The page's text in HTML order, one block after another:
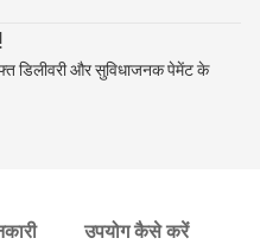
डिलीवरी और सुविधाजनक पेमेंट के
उपयोग कैसे करें